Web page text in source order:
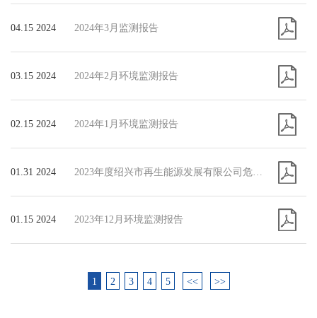
04.15 2024 2024年3月监测报告
03.15 2024 2024年2月环境监测报告
02.15 2024 2024年1月环境监测报告
01.31 2024
01.15 2024 2023年12月环境监测报告
1 2 3 4 5 << >>